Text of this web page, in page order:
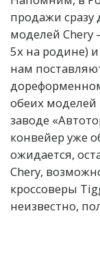
продажи
моделей Chery
5x на родине)
нам
обеих моделей
заводе
конвейер уже
ожидается,
Chery,
кроссоверы
неизвестно,